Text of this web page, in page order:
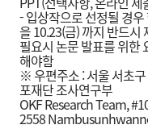
- 입상작으로 선정될 경
을 10.23(금) 까지 반드시
필요시 논문 발표를 위한
해야함
※ 우편주소 : 서울 서초
포재단 조사연구부
OKF Research Team,
2558